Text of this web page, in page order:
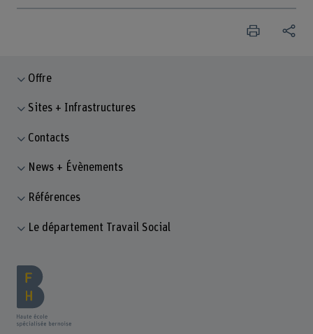
Offre
Sites + Infrastructures
Contacts
News + Évènements
Références
Le département Travail Social